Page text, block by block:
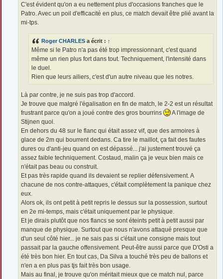
C'est évident qu'on a eu nettement plus d'occasions franches que le
Patro. Avec un poil d'efficacité en plus, ce match devait être plié avant la
mi-tps.
Roger CHARLES a écrit : ↑
Même si le Patro n'a pas été trop impressionnant, c'est quand
même un rien plus fort dans tout. Techniquement, l'intensité dans
le duel.
Rien que leurs ailiers, c'est d'un autre niveau que les notres.
Là par contre, je ne suis pas trop d'accord.
Je trouve que malgré l'égalisation en fin de match, le 2-2 est un résultat
frustrant parce qu'on a joué contre des gros bourrins
A l'image de
Stijnen quoi.
En dehors du 48 sur le flanc qui était assez vif, que des armoires à
glace de 2m qui bourrent dedans. Ca tire le maillot, ça fait des fautes
dures ou d'anti-jeu quand on est dépassé... j'ai justement trouvé ça
assez faible techniquement. Costaud, malin ça je veux bien mais ce
n'était pas beau ou construit.
Et pas très rapide quand ils devaient se replier défensivement. A
chacune de nos contre-attaques, c'était complètement la panique chez
eux.
Alors ok, ils ont petit à petit repris le dessus sur la possession, surtout
en 2e mi-temps, mais c'était uniquement par le physique.
Et je dirais plutôt que nos flancs se sont éteints petit à petit aussi par
manque de physique. Surtout que nous n'avons attaqué presque que
d'un seul côté hier... je ne sais pas si c'était une consigne mais tout
passait par la gauche offensivement. Peut-être aussi parce que D'Osti a
été très bon hier. En tout cas, Da Silva a touché très peu de ballons et
n'en a en plus pas tjs fait très bon usage.
Mais au final, je trouve qu'on méritait mieux que ce match nul, parce